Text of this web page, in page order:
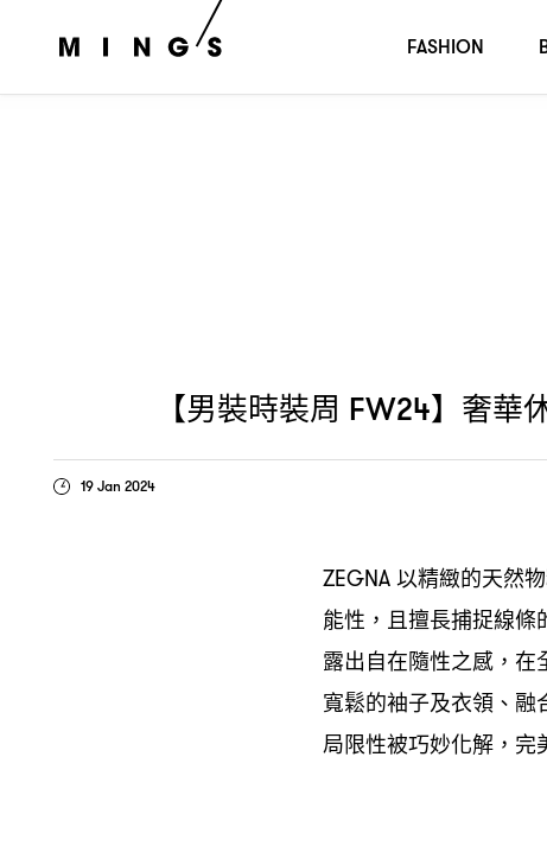
【男裝時裝周 FW24】奢華
19 Jan 2024
ZEGNA以精緻的天然
能性 ， 且擅長捕捉線條
露出自在隨性之感 ， 在
寬鬆的袖子及衣領、融
局限性被巧妙化解 ， 完
FASHION
【男裝時裝周FW24 ：ZEGNA 2024